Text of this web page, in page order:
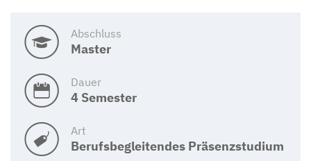
Abschluss
Master
Dauer
4 Semester
Art
Berufsbegleitendes Präsenzstudium